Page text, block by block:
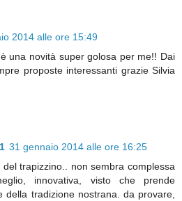
2014 alle ore 15:49
una novità super golosa per me!! Dai
proposte interessanti grazie Silvia
31 gennaio 2014 alle ore 16:25
trapizzino.. non sembra complessa
innovativa, visto che prende
della tradizione nostrana. da provare,